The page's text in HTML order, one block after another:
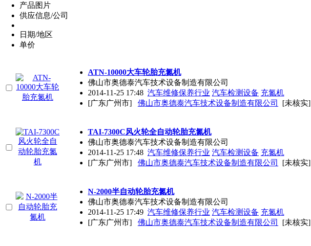
产品图片
供应信息/公司
日期/地区
单价
ATN-10000大车轮胎充氮机
佛山市奥德泰汽车技术设备制造有限公司
2014-11-25 17:48 汽车维修保养行业 汽车检测设备 充氮机
[广东广州市]
佛山市奥德泰汽车技术设备制造有限公司 [未核实]
TAI-7300C风火轮全自动轮胎充氮机
佛山市奥德泰汽车技术设备制造有限公司
2014-11-25 17:48 汽车维修保养行业 汽车检测设备 充氮机
[广东广州市]
佛山市奥德泰汽车技术设备制造有限公司 [未核实]
N-2000半自动轮胎充氮机
佛山市奥德泰汽车技术设备制造有限公司
2014-11-25 17:49 汽车维修保养行业 汽车检测设备 充氮机
[广东广州市]
佛山市奥德泰汽车技术设备制造有限公司 [未核实]